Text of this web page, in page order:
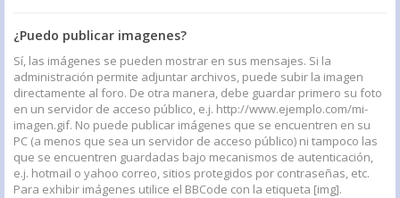
¿Puedo publicar imagenes?
Sí, las imágenes se pueden mostrar en sus mensajes. Si la
administración permite adjuntar archivos, puede subir la imagen
directamente al foro. De otra manera, debe guardar primero su foto
en un servidor de acceso público, e.j. http://www.ejemplo.com/mi-
imagen.gif. No puede publicar imágenes que se encuentren en su
PC (a menos que sea un servidor de acceso público) ni tampoco las
que se encuentren guardadas bajo mecanismos de autenticación,
e.j. hotmail o yahoo correo, sitios protegidos por contraseñas, etc.
Para exhibir imágenes utilice el BBCode con la etiqueta [img].